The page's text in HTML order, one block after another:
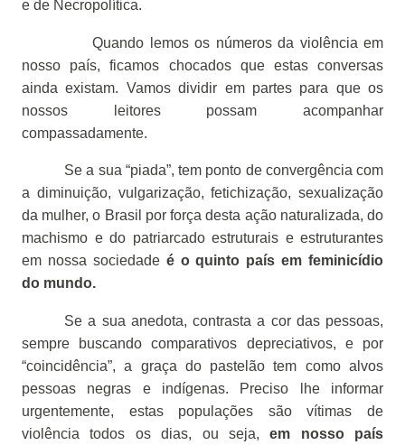
e de Necropolítica.
Quando lemos os números da violência em
nosso país, ficamos chocados que estas conversas
ainda existam. Vamos dividir em partes para que os
nossos leitores possam acompanhar
compassadamente.
Se a sua “piada”, tem ponto de convergência com
a diminuição, vulgarização, fetichização, sexualização
da mulher, o Brasil por força desta ação naturalizada, do
machismo e do patriarcado estruturais e estruturantes
em nossa sociedade é o quinto país em feminicídio
do mundo.
Se a sua anedota, contrasta a cor das pessoas,
sempre buscando comparativos depreciativos, e por
“coincidência”, a graça do pastelão tem como alvos
pessoas negras e indígenas. Preciso lhe informar
urgentemente, estas populações são vítimas de
violência todos os dias, ou seja,em nosso país